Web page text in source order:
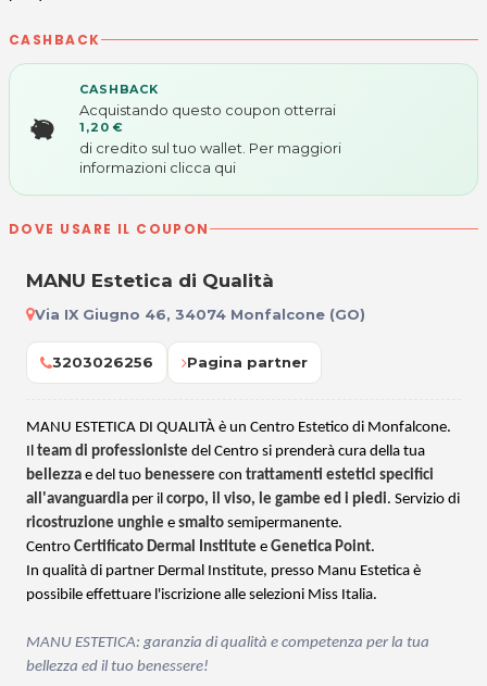
CASHBACK
CASHBACK
Acquistando questo coupon otterrai
1,20 €
di credito sul tuo wallet. Per maggiori
informazioni clicca qui
DOVE USARE IL COUPON
MANU Estetica di Qualità
Via IX Giugno 46, 34074 Monfalcone (GO)
3203026256 Pagina partner
MANU ESTETICA DI QUALITÀ è un Centro Estetico di Monfalcone.
Il team di professioniste del Centro si prenderà cura della tua
bellezza e del tuo benessere con trattamenti estetici specifici
all'avanguardia per il corpo, il viso, le gambe ed i piedi. Servizio di
ricostruzione unghie e smalto semipermanente.
Centro Certificato Dermal Institute e Genetica Point.
In qualità di partner Dermal Institute, presso Manu Estetica è
possibile effettuare l'iscrizione alle selezioni Miss Italia.
MANU ESTETICA: garanzia di qualità e competenza per la tua
bellezza ed il tuo benessere!